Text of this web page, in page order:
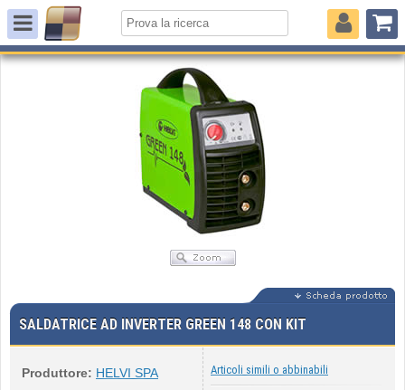
SALDATRICE AD INVERTER GREEN 148 CON KIT
Produttore: HELVI SPA
Articoli simili o abbinabili